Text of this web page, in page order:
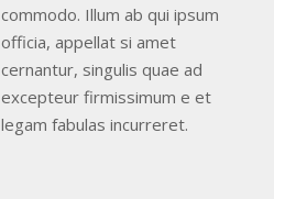
commodo. Illum ab qui ipsum
officia, appellat si amet
cernantur, singulis quae ad
excepteur firmissimum e et
legam fabulas incurreret.